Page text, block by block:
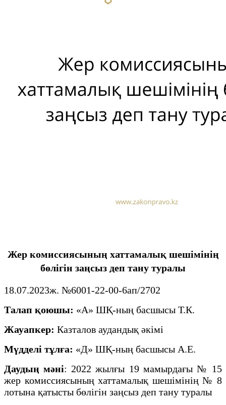
Жер комиссиясының хаттамалық шешімінің
бөлігін заңсыз деп тану туралы
18.07.2023ж. №6001-22-00-6ап/2702
Талап қоюшы: «А» ШҚ-ның басшысы Т.К.
Жауапкер: Казталов аудандық әкімі
Мүдделі тұлға: «Д» ШҚ-ның басшысы А.Е.
Даудың мәні: 2022 жылғы 19 мамырдағы № 15
жер комиссиясының хаттамалық шешімінің № 8
лотына қатысты бөлігін заңсыз деп тану туралы